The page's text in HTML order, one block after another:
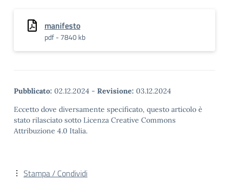
manifesto
pdf - 7840 kb
Pubblicato: 02.12.2024 - Revisione: 03.12.2024
Eccetto dove diversamente specificato, questo articolo è
stato rilasciato sotto Licenza Creative Commons
Attribuzione 4.0 Italia.
Stampa / Condividi